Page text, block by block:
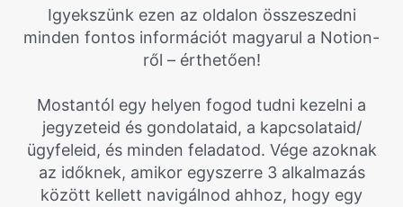
Igyekszünk ezen az oldalon összeszedni
minden fontos információt magyarul a Notion-
ről – érthetően!
Mostantól egy helyen fogod tudni kezelni a
jegyzeteid és gondolataid, a kapcsolataid/
ügyfeleid, és minden feladatod. Vége azoknak
az időknek, amikor egyszerre 3 alkalmazás
között kellett navigálnod ahhoz, hogy egy